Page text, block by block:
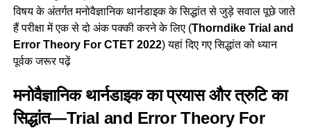
विषय के अंतर्गत मनोवैज्ञानिक थार्नडाइक के सिद्धांत से जुड़े सवाल पूछे जाते
हैं परीक्षा में एक से दो अंक पक्की करने के लिए (Thorndike Trial and
Error Theory For CTET 2022) यहां दिए गए सिद्धांत को ध्यान
पूर्वक जरूर पढ़ें
मनोवैज्ञानिक थार्नडाइक का प्रयास और त्रुटि का
सिद्धांत—Trial and Error Theory For